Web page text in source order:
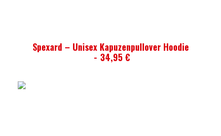
AUSFÜHRUNG WÄHLEN
Spexard – Unisex Kapuzenpullover Hoodie
34,95 €